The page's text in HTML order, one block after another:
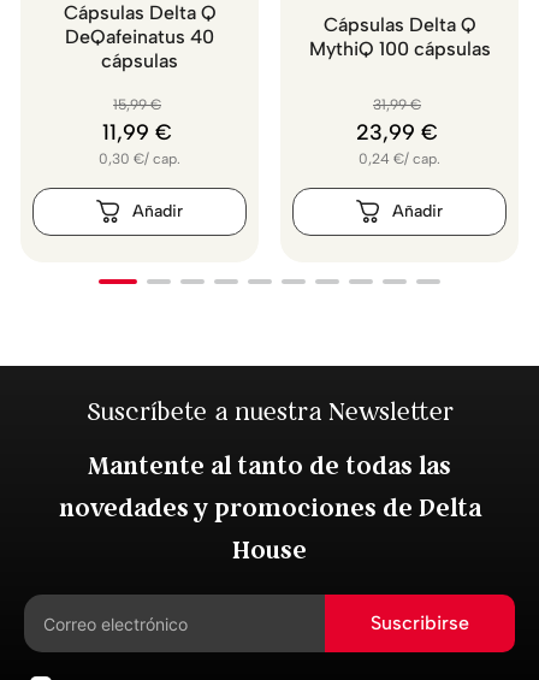
Cápsulas Delta Q
DeQafeinatus 40
cápsulas
15,99 €
11,99 €
0,30 €/ cap.
Cápsulas Delta Q
MythiQ 100 cápsulas
31,99 €
23,99 €
0,24 €/ cap.
Suscríbete a nuestra Newsletter
Mantente al tanto de todas las
novedades y promociones de Delta
House
Suscribirse